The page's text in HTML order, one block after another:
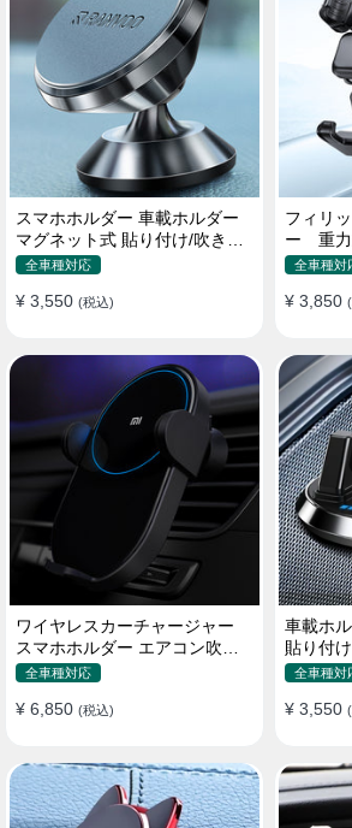
スマホホルダー 車載ホルダー
マグネット式 貼り付け/吹き出
し口 合金 多機種対応
全車種対応
¥ 3,550 (税込)
フィリ
ー 重力
吹き出
全車種対
¥ 3,850
ワイヤレスカーチャージャー
スマホホルダー エアコン吹き
出し口/ 貼り付け
全車種対応
¥ 6,850 (税込)
車載ホ
貼り付
リコン
全車種対
¥ 3,550